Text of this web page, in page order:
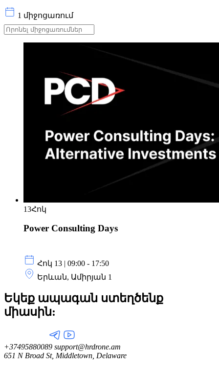
1 միջոցառում
13Հոկ
Power Consulting Days
Հոկ 13 | 09:00 - 17:50
Երևան, Ամիրյան 1
Եկեք ապագան ստեղծենք
միասին:
+37495880089 support@hrdrone.am
651 N Broad St, Middletown, Delaware